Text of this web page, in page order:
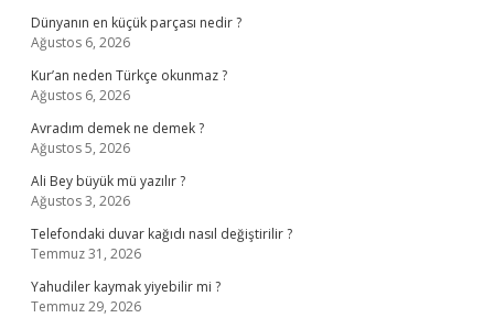
Dünyanın en küçük parçası nedir ?
Ağustos 6, 2026
Kur’an neden Türkçe okunmaz ?
Ağustos 6, 2026
Avradım demek ne demek ?
Ağustos 5, 2026
Ali Bey büyük mü yazılır ?
Ağustos 3, 2026
Telefondaki duvar kağıdı nasıl değiştirilir ?
Temmuz 31, 2026
Yahudiler kaymak yiyebilir mi ?
Temmuz 29, 2026